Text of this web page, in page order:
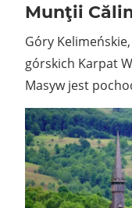
Munţii
Góry
górskich Karpat
Masyw jest